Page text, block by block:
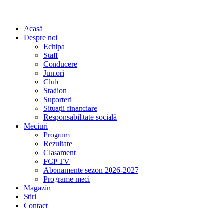
Acasă
Despre noi
Echipa
Staff
Conducere
Juniori
Club
Stadion
Suporteri
Situații financiare
Responsabilitate socială
Meciuri
Program
Rezultate
Clasament
FCP TV
Abonamente sezon 2026-2027
Programe meci
Magazin
Știri
Contact